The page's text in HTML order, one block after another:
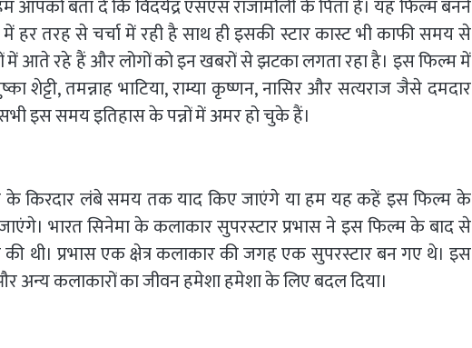
आपको बता दें कि विदयेंद्र एसएस राजामौली के पिता हैं। यह फिल्म बनने
तरह से चर्चा में रही है साथ ही इसकी स्टार कास्ट भी काफी समय से
में आते रहे हैं और लोगों को इन खबरों से झटका लगता रहा है। इस फिल्म में
शेट्टी, तमन्नाह भाटिया, राम्या कृष्णन, नासिर और सत्यराज जैसे दमदार
इस समय इतिहास के पन्नों में अमर हो चुके हैं।
किरदार लंबे समय तक याद किए जाएंगे या हम यह कहें इस फिल्म के
भारत सिनेमा के कलाकार सुपरस्टार प्रभास ने इस फिल्म के बाद से
थी। प्रभास एक क्षेत्र कलाकार की जगह एक सुपरस्टार बन गए थे। इस
अन्य कलाकारों का जीवन हमेशा हमेशा के लिए बदल दिया।